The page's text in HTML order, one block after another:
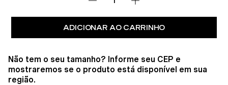
ADICIONAR AO CARRINHO
Não tem o seu tamanho? Informe seu CEP e
mostraremos se o produto está disponível em sua
região.